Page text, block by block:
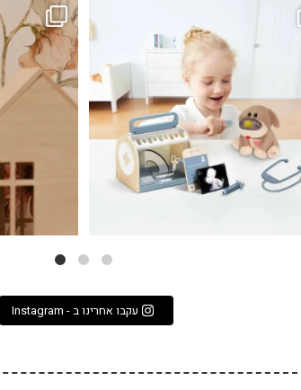
גם פריט...
7 0
עקבו אחרינו ב - Instagram